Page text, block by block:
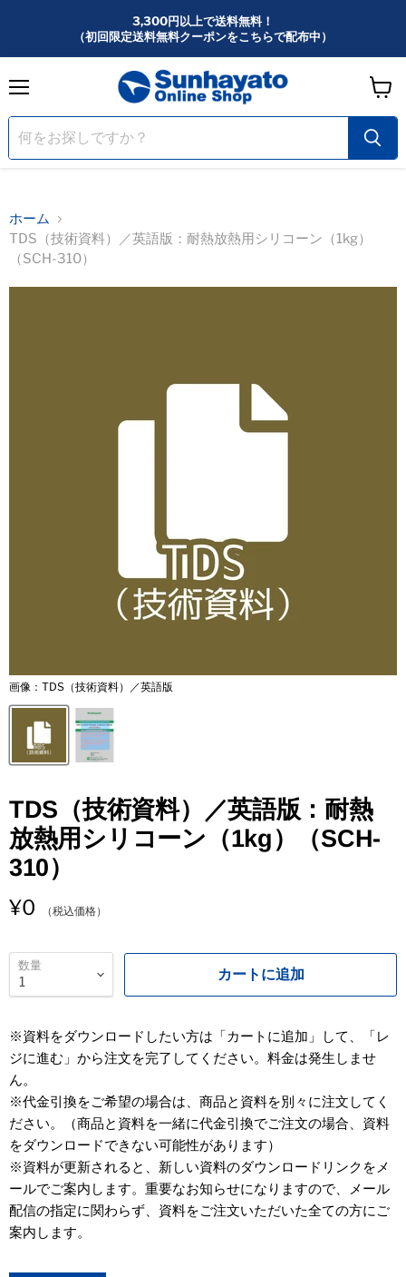
3,300円以上で送料無料！
（初回限定送料無料クーポンをこちらで配布中）
ニ
ュ
ー
ー
ト
を
ホーム
TDS（技術資料）／英語版：耐熱放熱用シリコーン（1kg）
（SCH-310）
画像：TDS（技術資料）／英語版
TDS（技術資料）／英語版：耐熱
放熱用シリコーン（1kg）（SCH-
310）
¥0 （税込価格）
数量
カートに追加
※資料をダウンロードしたい方は「カートに追加」して、「レ
ジに進む」から注文を完了してください。料金は発生しませ
ん。
※代金引換をご希望の場合は、商品と資料を別々に注文してく
ださい。（商品と資料を一緒に代金引換でご注文の場合、資料
をダウンロードできない可能性があります）
※資料が更新されると、新しい資料のダウンロードリンクをメ
ールでご案内します。重要なお知らせになりますので、メール
配信の指定に関わらず、資料をご注文いただいた全ての方にご
案内します。